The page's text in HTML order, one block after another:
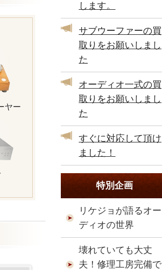
ヤー
します。
サブウーファーの買
取りをお願いしまし
た
オーディオ一式の買
取りをお願いしまし
た
すぐに対応して頂け
ました！
特別企画
リケジョが語るオー
ディオの世界
壊れていても大丈
夫！修理工房完備で